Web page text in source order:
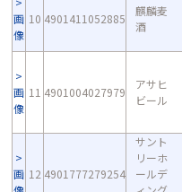
画
像
10 4901411052885
麒麟麦
酒
画
像
11 4901004027979
アサヒ
ビール
画 12 4901777279254
サント
リーホ
ールデ